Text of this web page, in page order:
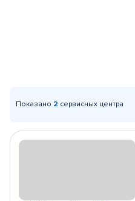
Показано 2 сервисных центра